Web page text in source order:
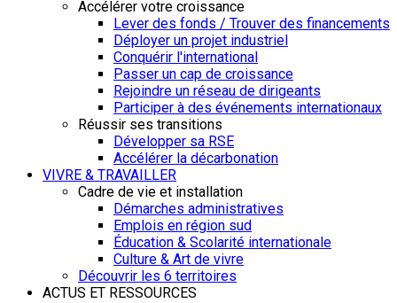
Accélérer votre croissance
Lever des fonds / Trouver des financements
Déployer un projet industriel
Conquérir l'international
Passer un cap de croissance
Rejoindre un réseau de dirigeants
Participer à des événements internationaux
Réussir ses transitions
Développer sa RSE
Accélérer la décarbonation
VIVRE & TRAVAILLER
Cadre de vie et installation
Démarches administratives
Emplois en région sud
Éducation & Scolarité internationale
Culture & Art de vivre
Découvrir les 6 territoires
ACTUS ET RESSOURCES